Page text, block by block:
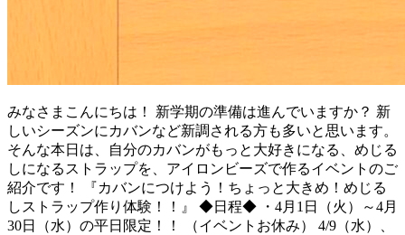
みなさまこんにちは！ 新学期の準備は進んでいますか？ 新
しいシーズンにカバンなど新調される方も多いと思います。
そんな本日は、自分のカバンがもっと大好きになる、めじる
しになるストラップを、アイロンビーズで作るイベントのご
紹介です！ 『カバンにつけよう！ちょっと大きめ！めじる
しストラップ作り体験！！』 ◆日程◆ ・4月1日（火）～4月
30日（水）の平日限定！！ （イベントお休み） 4/9（水）、